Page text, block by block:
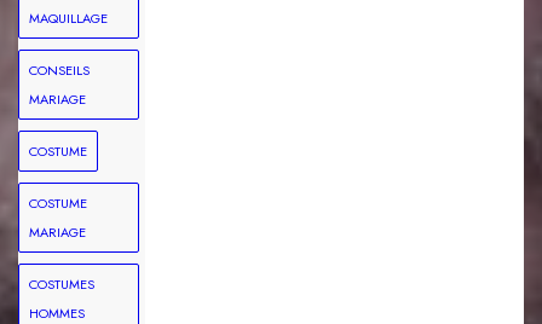
MAQUILLAGE
CONSEILS
MARIAGE
COSTUME
COSTUME
MARIAGE
COSTUMES
HOMMES